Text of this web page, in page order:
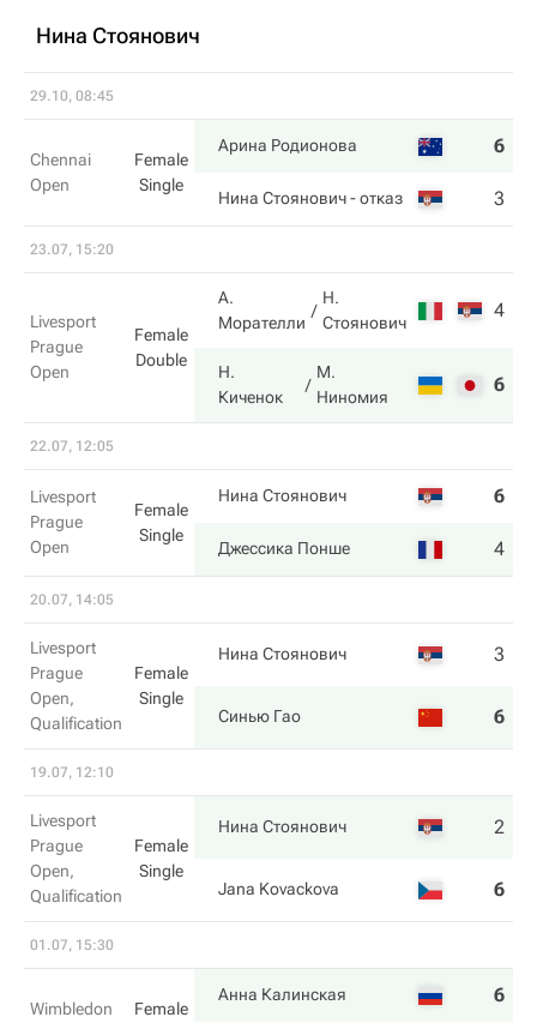
Нина Стоянович
29.10, 08:45
Chennai
Open
Female
Single
Арина Родионова 6
Нина Стоянович- отказ 3
23.07, 15:20
Livesport
Prague
Open
Female
Double
А.
Морателли
Н.
Стоянович
4
Н.
Киченок
М.
Ниномия
6
22.07, 12:05
Livesport
Prague
Open
Female
Single
Нина Стоянович 6
Джессика Понше 4
20.07, 14:05
Livesport
Prague
Open,
Qualification
Female
Single
Нина Стоянович 3
Синью Гао 6
19.07, 12:10
Livesport
Prague
Open,
Qualification
Female
Single
Нина Стоянович 2
Jana Kovackova 6
01.07, 15:30
Wimbledon
Female
Анна Калинская 6